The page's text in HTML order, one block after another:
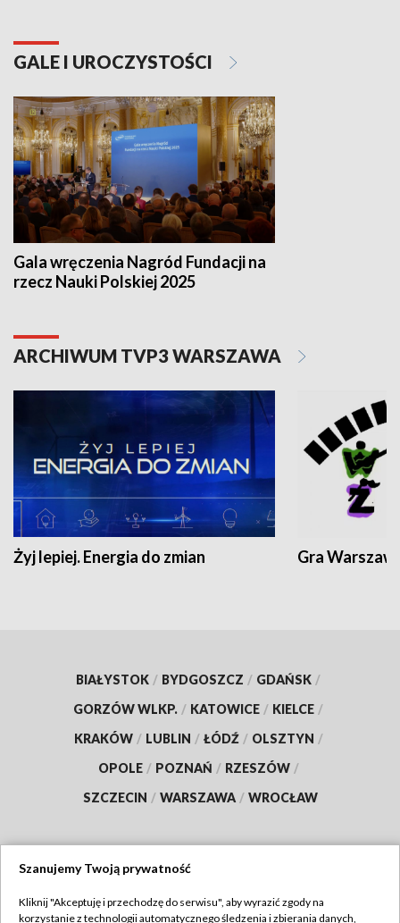
GALE I UROCZYSTOŚCI
Gala wręczenia Nagród Fundacji na
rzecz Nauki Polskiej 2025
ARCHIWUM TVP3 WARSZAWA
Żyj lepiej. Energia do zmian Gra
BIAŁYSTOK / BYDGOSZCZ / GDAŃSK /
GORZÓW WLKP. / KATOWICE / KIELCE /
KRAKÓW / LUBLIN / ŁÓDŹ / OLSZTYN /
OPOLE / POZNAŃ / RZESZÓW /
SZCZECIN / WARSZAWA / WROCŁAW
Szanujemy Twoją prywatność
Kliknij "Akceptuję i przechodzę do serwisu", aby wyrazić zgody na
korzystanie z technologii automatycznego śledzenia i zbierania danych,